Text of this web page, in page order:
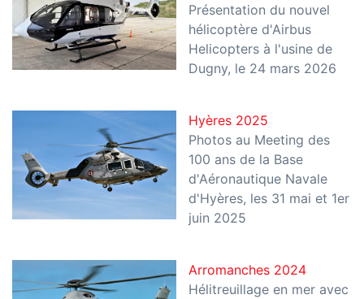
Présentation du nouvel
hélicoptère d'Airbus
Helicopters à l'usine de
Dugny, le 24 mars 2026
Hyères 2025
Photos au Meeting des
100 ans de la Base
d'Aéronautique Navale
d'Hyères, les 31 mai et 1er
juin 2025
Arromanches 2024
Hélitreuillage en mer avec